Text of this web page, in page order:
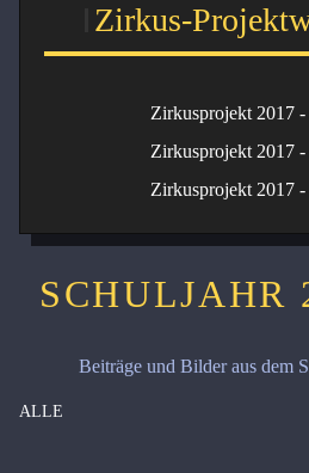
Zirkus-
Zirkusprojekt 2017
Zirkusprojekt 2017
Zirkusprojekt 2017
SCHULJAHR
Beiträge und Bilder aus dem
ALLE